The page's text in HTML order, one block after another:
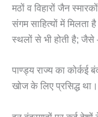
मठों व विहारों जैन
संगम साहित्यों में मिलता
स्थलों से भी होती है; जैसे
पाण्ड्य राज्य का कोर्कई
खोज के लिए प्रसिद्ध था।